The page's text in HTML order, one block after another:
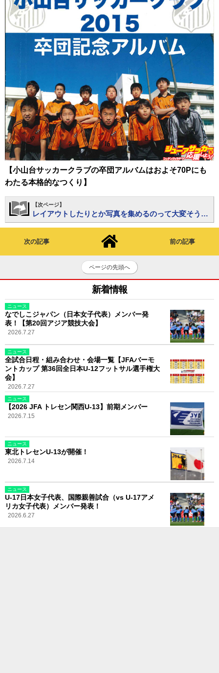
【小山台サッカークラブの卒団アルバムはおよそ70Pにも
わたる本格的なつくり】
【次ページ】
レイアウトしたりとか写真を集めるのって大変そう…
次の記事 前の記事
ページの先頭へ
新着情報
ニュース
なでしこジャパン（日本女子代表）メンバー発
表！【第20回アジア競技大会】
2026.7.27
ニュース
全試合日程・組み合わせ・会場一覧【JFAバーモ
ントカップ 第36回全日本U-12フットサル選手権大
会】
2026.7.27
ニュース
【2026 JFA トレセン関西U-13】前期メンバー
2026.7.15
ニュース
東北トレセンU-13が開催！
2026.7.14
ニュース
U-17日本女子代表、国際親善試合（vs U-17アメ
リカ女子代表）メンバー発表！
2026.6.27